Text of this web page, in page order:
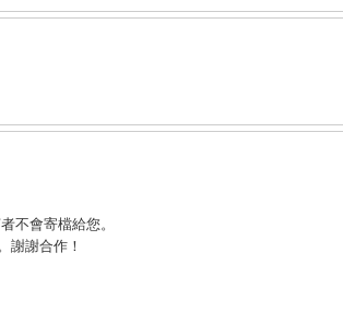
不會寄檔給您。
謝謝合作！